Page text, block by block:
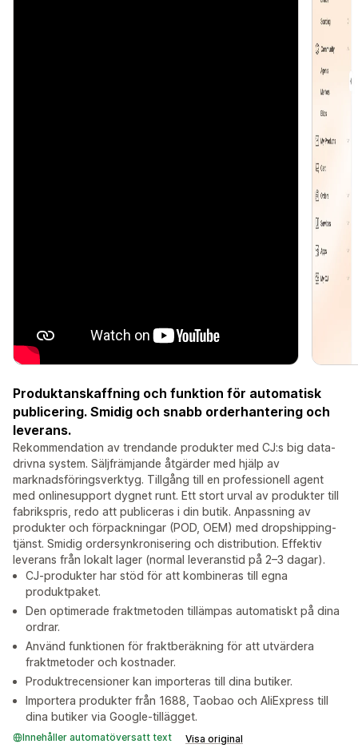
Produktanskaffning och funktion för automatisk
publicering. Smidig och snabb orderhantering och
leverans.
Rekommendation av trendande produkter med CJ:s big data-
drivna system. Säljfrämjande åtgärder med hjälp av
marknadsföringsverktyg. Tillgång till en professionell agent
med onlinesupport dygnet runt. Ett stort urval av produkter till
fabrikspris, redo att publiceras i din butik. Anpassning av
produkter och förpackningar (POD, OEM) med dropshipping-
tjänst. Smidig ordersynkronisering och distribution. Effektiv
leverans från lokalt lager (normal leveranstid på 2–3 dagar).
CJ-produkter har stöd för att kombineras till egna
produktpaket.
Den optimerade fraktmetoden tillämpas automatiskt på dina
ordrar.
Använd funktionen för fraktberäkning för att utvärdera
fraktmetoder och kostnader.
Produktrecensioner kan importeras till dina butiker.
Importera produkter från 1688, Taobao och AliExpress till
dina butiker via Google-tillägget.
Innehåller automatöversatt text Visa original